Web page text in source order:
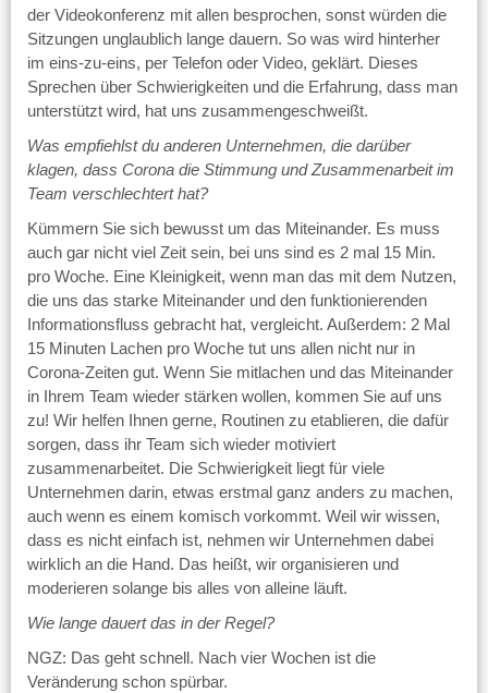
der Videokonferenz mit allen besprochen, sonst würden die
Sitzungen unglaublich lange dauern. So was wird hinterher
im eins-zu-eins, per Telefon oder Video, geklärt. Dieses
Sprechen über Schwierigkeiten und die Erfahrung, dass man
unterstützt wird, hat uns zusammengeschweißt.
Was empfiehlst du anderen Unternehmen, die darüber
klagen, dass Corona die Stimmung und Zusammenarbeit im
Team verschlechtert hat?
Kümmern Sie sich bewusst um das Miteinander. Es muss
auch gar nicht viel Zeit sein, bei uns sind es 2 mal 15 Min.
pro Woche. Eine Kleinigkeit, wenn man das mit dem Nutzen,
die uns das starke Miteinander und den funktionierenden
Informationsfluss gebracht hat, vergleicht. Außerdem: 2 Mal
15 Minuten Lachen pro Woche tut uns allen nicht nur in
Corona-Zeiten gut. Wenn Sie mitlachen und das Miteinander
in Ihrem Team wieder stärken wollen, kommen Sie auf uns
zu! Wir helfen Ihnen gerne, Routinen zu etablieren, die dafür
sorgen, dass ihr Team sich wieder motiviert
zusammenarbeitet. Die Schwierigkeit liegt für viele
Unternehmen darin, etwas erstmal ganz anders zu machen,
auch wenn es einem komisch vorkommt. Weil wir wissen,
dass es nicht einfach ist, nehmen wir Unternehmen dabei
wirklich an die Hand. Das heißt, wir organisieren und
moderieren solange bis alles von alleine läuft.
Wie lange dauert das in der Regel?
NGZ: Das geht schnell. Nach vier Wochen ist die
Veränderung schon spürbar.